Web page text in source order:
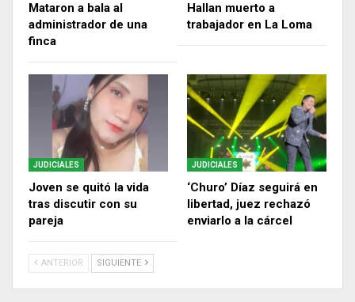
Mataron a bala al
administrador de una
finca
Hallan muerto a
trabajador en La Loma
JUDICIALES
Joven se quitó la vida
tras discutir con su
pareja
JUDICIALES
‘Churo’ Díaz seguirá en
libertad, juez rechazó
enviarlo a la cárcel
ANTERIOR SIGUIENTE